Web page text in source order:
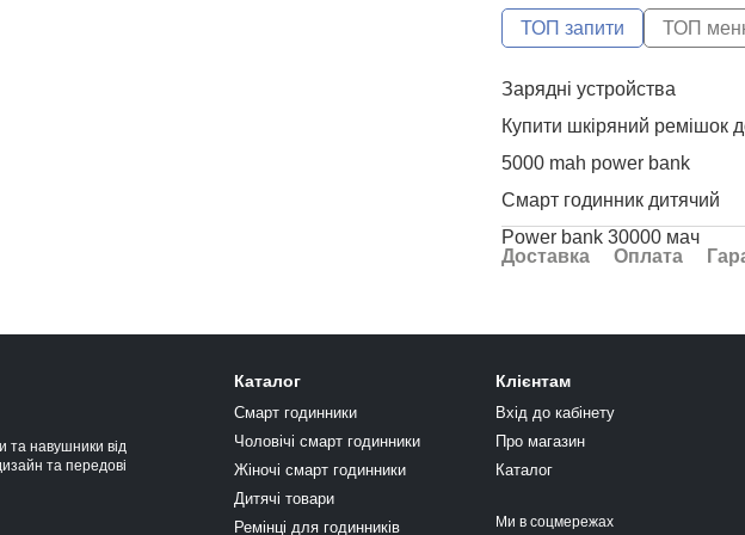
ТОП запити ТОП
Зарядні устройства
Купити шкіряний ремішок
5000 mah power bank
Смарт годинник дитячий
Power bank 30000 мач
Годинники жіночі смарт
Смарт годинник чернівці
Дитячий годинник телефон
Доставка Оплата
та навушники від
та передові
Каталог
Смарт годинники
Чоловічі смарт годинники
Жіночі смарт годинники
Дитячі товари
Ремінці для годинників
Клієнтам
Вхід до кабінету
Про магазин
Каталог
Ми в соцмережах